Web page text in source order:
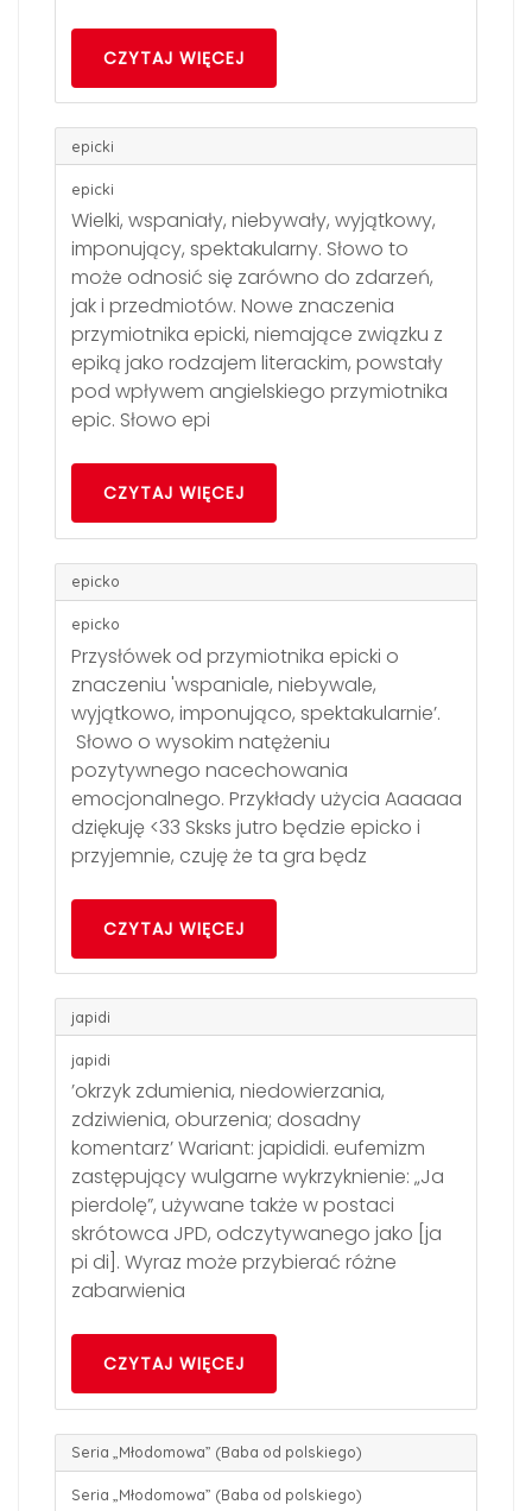
CZYTAJ WIĘCEJ
epicki
epicki
Wielki, wspaniały, niebywały, wyjątkowy,
imponujący, spektakularny. Słowo to
może odnosić się zarówno do zdarzeń,
jak i przedmiotów. Nowe znaczenia
przymiotnika epicki, niemające związku z
epiką jako rodzajem literackim, powstały
pod wpływem angielskiego przymiotnika
epic. Słowo epi
CZYTAJ WIĘCEJ
epicko
epicko
Przysłówek od przymiotnika epicki o
znaczeniu 'wspaniale, niebywale,
wyjątkowo, imponująco, spektakularnie’.
Słowo o wysokim natężeniu
pozytywnego nacechowania
emocjonalnego. Przykłady użycia Aaaaaa
dziękuję <33 Sksks jutro będzie epicko i
przyjemnie, czuję że ta gra będz
CZYTAJ WIĘCEJ
japidi
japidi
’okrzyk zdumienia, niedowierzania,
zdziwienia, oburzenia; dosadny
komentarz’ Wariant: japididi. eufemizm
zastępujący wulgarne wykrzyknienie: „Ja
pierdolę”, używane także w postaci
skrótowca JPD, odczytywanego jako [ja
pi di]. Wyraz może przybierać różne
zabarwienia
CZYTAJ WIĘCEJ
Seria „Młodomowa” (Baba od polskiego)
Seria „Młodomowa” (Baba od polskiego)